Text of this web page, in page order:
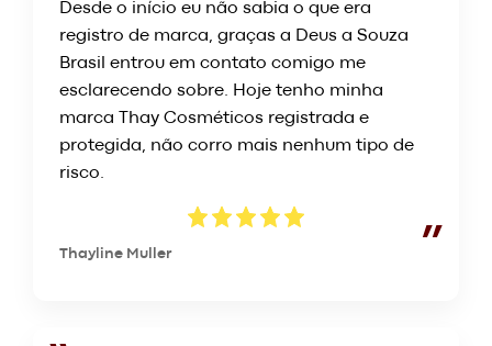
O grupo de Rap Racionais MC’s,
Brasil
A produtora Boogie Naipe surgiu
promovendo shows e eventos
com artistas de qualidade
Desde o início eu não sabia o que era
registro de marca, graças a Deus a Souza
Brasil entrou em contato comigo me
esclarecendo sobre. Hoje tenho minha
marca Thay Cosméticos registrada e
protegida, não corro mais nenhum tipo de
risco.
Thayline Muller